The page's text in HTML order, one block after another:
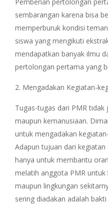
sembarangan karena bisa
memperburuk kondisi
siswa yang mengikuti
mendapatkan banyak ilmu
pertolongan pertama yang
2. Mengadakan Kegiatan-
Tugas-tugas dari PMR
maupun kemanusiaan.
untuk mengadakan
Adapun tujuan dari
hanya untuk membantu
melatih anggota PMR untuk
maupun lingkungan
sering diadakan adalah